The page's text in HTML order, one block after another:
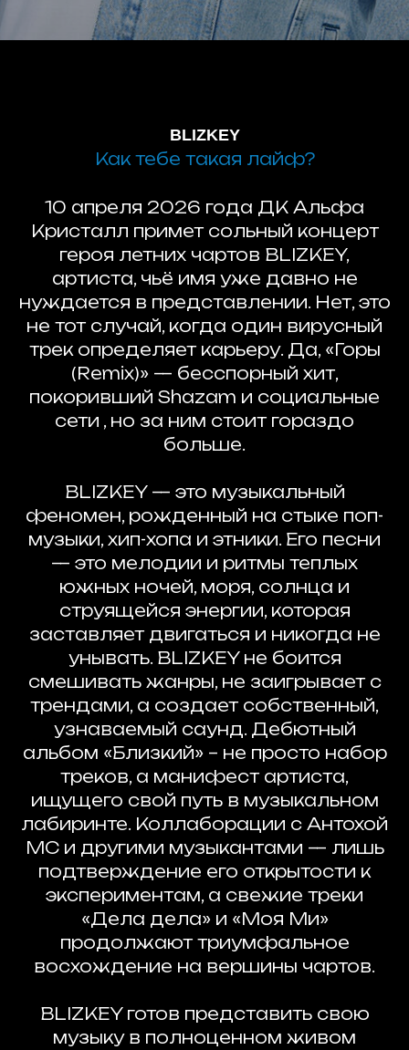
BLIZKEY
Как тебе такая лайф?
10 апреля 2026 года ДК Альфа
Кристалл примет сольный концерт
героя летних чартов BLIZKEY,
артиста, чьё имя уже давно не
нуждается в представлении. Нет, это
не тот случай, когда один вирусный
трек определяет карьеру. Да, «Горы
(Remix)» — бесспорный хит,
покоривший Shazam и социальные
сети , но за ним стоит гораздо
больше.
BLIZKEY — это музыкальный
феномен, рожденный на стыке поп-
музыки, хип-хопа и этники. Его песни
— это мелодии и ритмы теплых
южных ночей, моря, солнца и
струящейся энергии, которая
заставляет двигаться и никогда не
унывать. BLIZKEY не боится
смешивать жанры, не заигрывает с
трендами, а создает собственный,
узнаваемый саунд. Дебютный
альбом «Близкий» – не просто набор
треков, а манифест артиста,
ищущего свой путь в музыкальном
лабиринте. Коллаборации с Антохой
МС и другими музыкантами — лишь
подтверждение его открытости к
экспериментам, а свежие треки
«Дела дела» и «Моя Ми»
продолжают триумфальное
восхождение на вершины чартов.
BLIZKEY готов представить свою
музыку в полноценном живом